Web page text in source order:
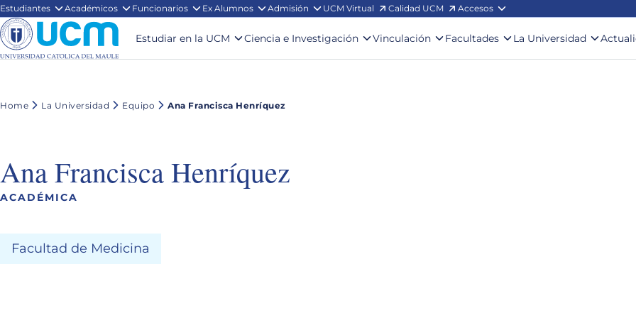
Estudiantes Académicos Funcionarios Ex Alumnos Admisión UCM Virtual Calidad UCM Accesos
Estudiar en la UCM Ciencia e Investigación Vinculación Facultades La Universidad
Home La Universidad Equipo Ana Francisca Henríquez
Ana Francisca Henríquez
ACADÉMICA
Facultad de Medicina